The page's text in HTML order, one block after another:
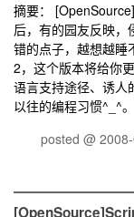
摘要：
后，有的园友反映，
错的点子，越想越睡
2，这个版本将给你
语言支持途径、诱人
以往的编程习惯^_^。
posted @